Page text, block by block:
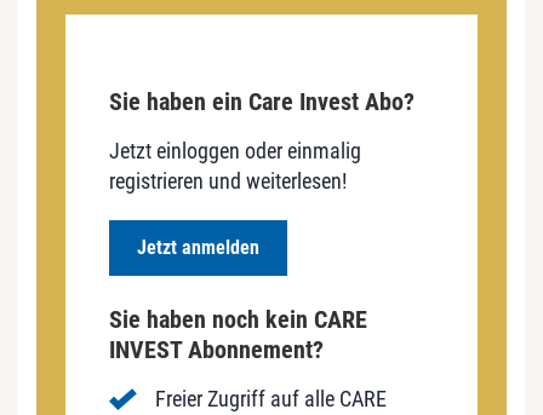
Sie haben ein Care Invest Abo?
Jetzt einloggen oder einmalig
registrieren und weiterlesen!
Jetzt anmelden
Sie haben noch kein CARE
INVEST Abonnement?
Freier Zugriff auf alle CARE